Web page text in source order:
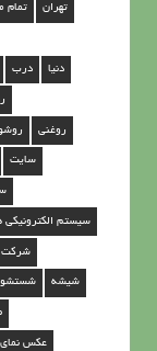
تمام تهران
درب دنیا
روغنی
سایت
سیستم
شرکت
شیشه
عکس